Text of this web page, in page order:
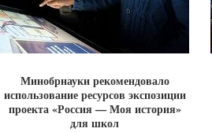
Минобрнауки рекомендовало
использование ресурсов экспозиции
проекта «Россия — Моя история»
для школ